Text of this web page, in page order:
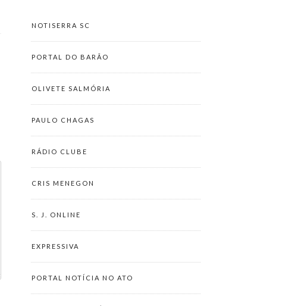
NOTISERRA SC
PORTAL DO BARÃO
OLIVETE SALMÓRIA
PAULO CHAGAS
RÁDIO CLUBE
CRIS MENEGON
S. J. ONLINE
EXPRESSIVA
PORTAL NOTÍCIA NO ATO